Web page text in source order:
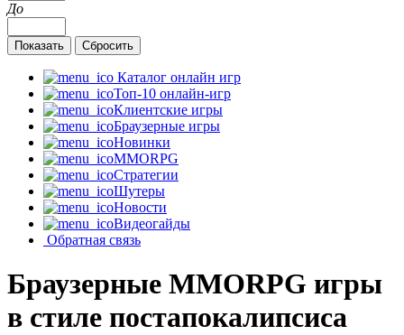
До
Каталог онлайн игр
Топ-10 онлайн-игр
Клиентские игры
Браузерные игры
Новинки
MMORPG
Стратегии
Шутеры
Новости
Видеогайды
Обратная связь
Браузерные MMORPG игры
в стиле постапокалипсиса